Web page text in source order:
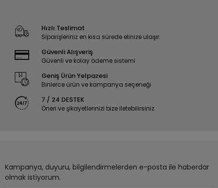
Hızlı Teslimat
Siparişleriniz en kısa sürede elinize ulaşır.
Güvenli Alışveriş
Güvenli ve kolay ödeme sistemi
Geniş Ürün Yelpazesi
Binlerce ürün ve kampanya seçeneği
7 / 24 DESTEK
Öneri ve şikayetlerinizi bize iletebilirsiniz.
Kampanya, duyuru, bilgilendirmelerden e-posta ile haberdar
olmak istiyorum.